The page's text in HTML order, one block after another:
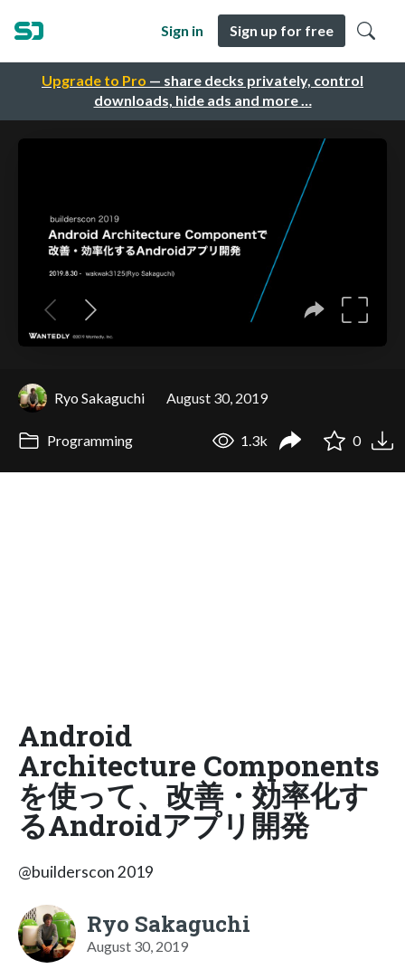
Upgrade to Pro — share decks privately, control
downloads, hide ads and more …
Sign in Sign up for free
Ryo Sakaguchi August 30, 2019
Programming 1.3k 0
Android
Architecture Components
を使って、改善・効率化す
るAndroidアプリ開発
@builderscon 2019
Ryo Sakaguchi
August 30, 2019